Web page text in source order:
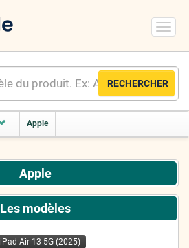
RECHERCHER
Apple
Apple
Les modèles
iPad Air 13 5G (2025)